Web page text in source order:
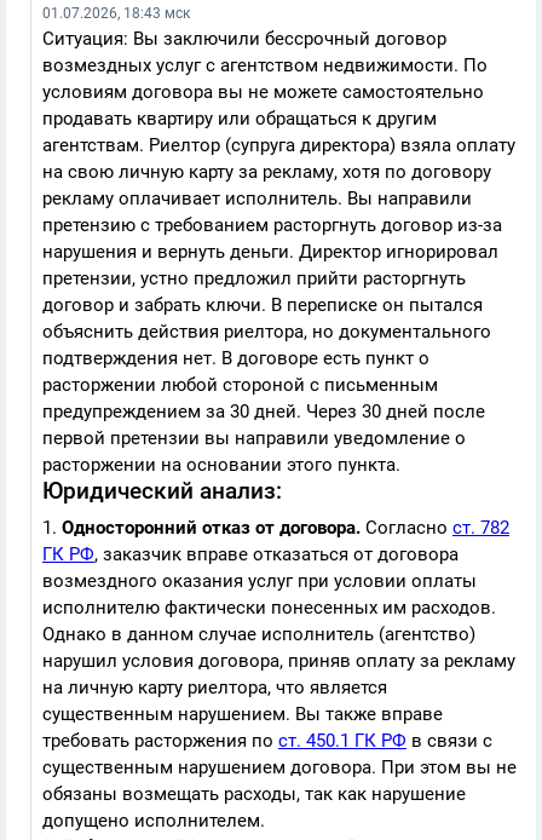
01.07.2026, 18:43 мск
Ситуация: Вы заключили бессрочный договор
возмездных услуг с агентством недвижимости. По
условиям договора вы не можете самостоятельно
продавать квартиру или обращаться к другим
агентствам. Риелтор (супруга директора) взяла оплату
на свою личную карту за рекламу, хотя по договору
рекламу оплачивает исполнитель. Вы направили
претензию с требованием расторгнуть договор из-за
нарушения и вернуть деньги. Директор игнорировал
претензии, устно предложил прийти расторгнуть
договор и забрать ключи. В переписке он пытался
объяснить действия риелтора, но документального
подтверждения нет. В договоре есть пункт о
расторжении любой стороной с письменным
предупреждением за 30 дней. Через 30 дней после
первой претензии вы направили уведомление о
расторжении на основании этого пункта.
Юридический анализ:
1. Односторонний отказ от договора. Согласно ст. 782
ГК РФ, заказчик вправе отказаться от договора
возмездного оказания услуг при условии оплаты
исполнителю фактически понесенных им расходов.
Однако в данном случае исполнитель (агентство)
нарушил условия договора, приняв оплату за рекламу
на личную карту риелтора, что является
существенным нарушением. Вы также вправе
требовать расторжения по ст. 450.1 ГК РФ в связи с
существенным нарушением договора. При этом вы не
обязаны возмещать расходы, так как нарушение
допущено исполнителем.